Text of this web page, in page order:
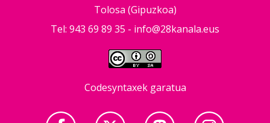
Tolosa (Gipuzkoa)
Tel: 943 69 89 35 - info@28kanala.eus
Codesyntaxek garatua